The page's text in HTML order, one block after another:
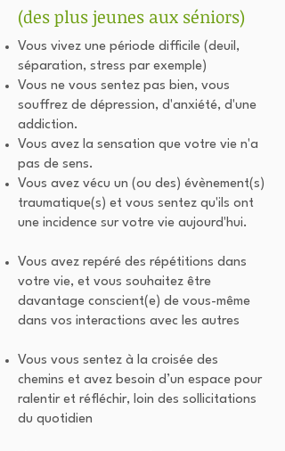
(des plus jeunes aux séniors)
Vous vivez une période difficile (deuil,
séparation, stress par exemple)
Vous ne vous sentez pas bien, vous
souffrez de dépression, d'anxiété, d'une
addiction.
Vous avez la sensation que votre vie n'a
pas de sens.
Vous avez vécu un (ou des) évènement(s)
traumatique(s) et vous sentez qu'ils ont
une incidence sur votre vie aujourd'hui.
Vous avez repéré des répétitions dans
votre vie, et vous souhaitez être
davantage conscient(e) de vous-même
dans vos interactions avec les autres
Vous vous sentez à la croisée des
chemins et avez besoin d’un espace pour
ralentir et réfléchir, loin des sollicitations
du quotidien